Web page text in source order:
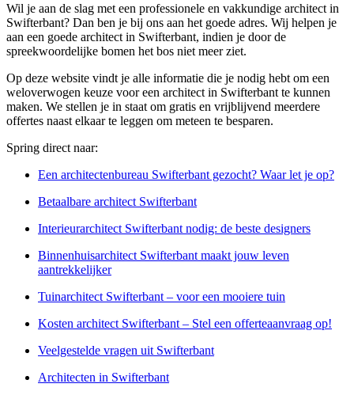
Wil je aan de slag met een professionele en vakkundige architect in
Swifterbant? Dan ben je bij ons aan het goede adres. Wij helpen je
aan een goede architect in Swifterbant, indien je door de
spreekwoordelijke bomen het bos niet meer ziet.
Op deze website vindt je alle informatie die je nodig hebt om een
weloverwogen keuze voor een architect in Swifterbant te kunnen
maken. We stellen je in staat om gratis en vrijblijvend meerdere
offertes naast elkaar te leggen om meteen te besparen.
Spring direct naar:
Een architectenbureau Swifterbant gezocht? Waar let je op?
Betaalbare architect Swifterbant
Interieurarchitect Swifterbant nodig: de beste designers
Binnenhuisarchitect Swifterbant maakt jouw leven
aantrekkelijker
Tuinarchitect Swifterbant – voor een mooiere tuin
Kosten architect Swifterbant – Stel een offerteaanvraag op!
Veelgestelde vragen uit Swifterbant
Architecten in Swifterbant